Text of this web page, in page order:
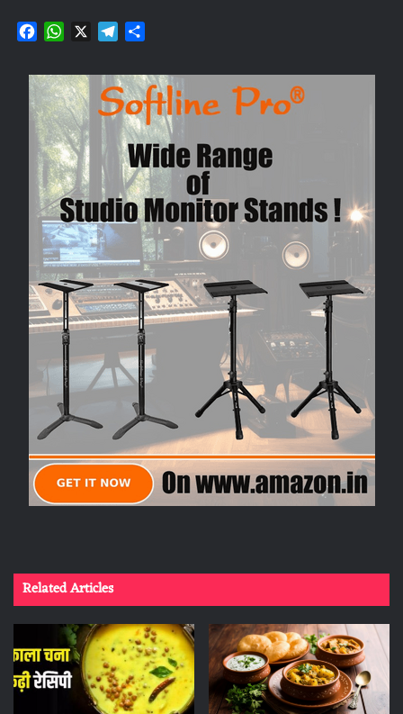
F
c
e
b
o
o
k
W
a
t
s
A
p
p
X T
l
e
g
r
a
m
a
r
e
Related Articles